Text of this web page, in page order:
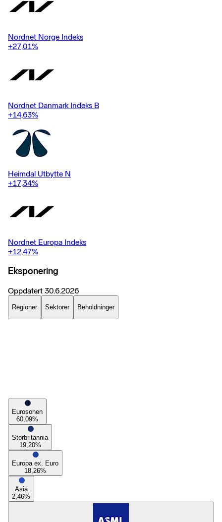
Nordnet Norge Indeks
+27,01%
Nordnet Danmark Indeks B
+14,63%
Heimdal Utbytte N
+17,34%
Nordnet Europa Indeks
+12,47%
Eksponering
Oppdatert 30.6.2026
Regioner Sektorer Beholdninger
Eurosonen
60,09%
Storbritannia
19,20%
Europa ex. Euro
18,26%
Asia
2,46%